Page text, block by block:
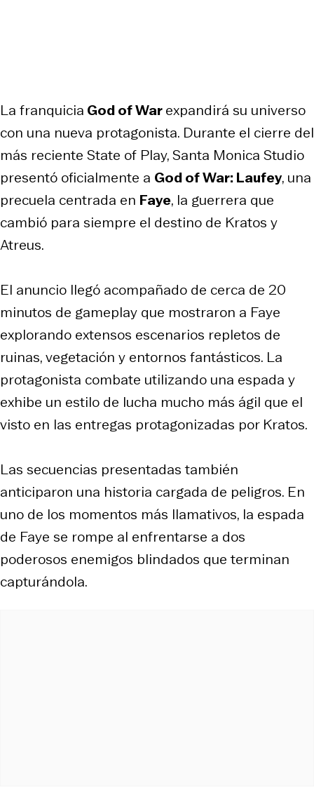
La franquicia God of Warexpandirá su universo
con una nueva protagonista. Durante el cierre del
más reciente State of Play, Santa Monica Studio
presentó oficialmente a God of War: Laufey, una
precuela centrada en Faye, la guerrera que
cambió para siempre el destino de Kratos y
Atreus.
El anuncio llegó acompañado de cerca de 20
minutos de gameplay que mostraron a Faye
explorando extensos escenarios repletos de
ruinas, vegetación y entornos fantásticos. La
protagonista combate utilizando una espada y
exhibe un estilo de lucha mucho más ágil que el
visto en las entregas protagonizadas por Kratos.
Las secuencias presentadas también
anticiparon una historia cargada de peligros. En
uno de los momentos más llamativos, la espada
de Faye se rompe al enfrentarse a dos
poderosos enemigos blindados que terminan
capturándola.